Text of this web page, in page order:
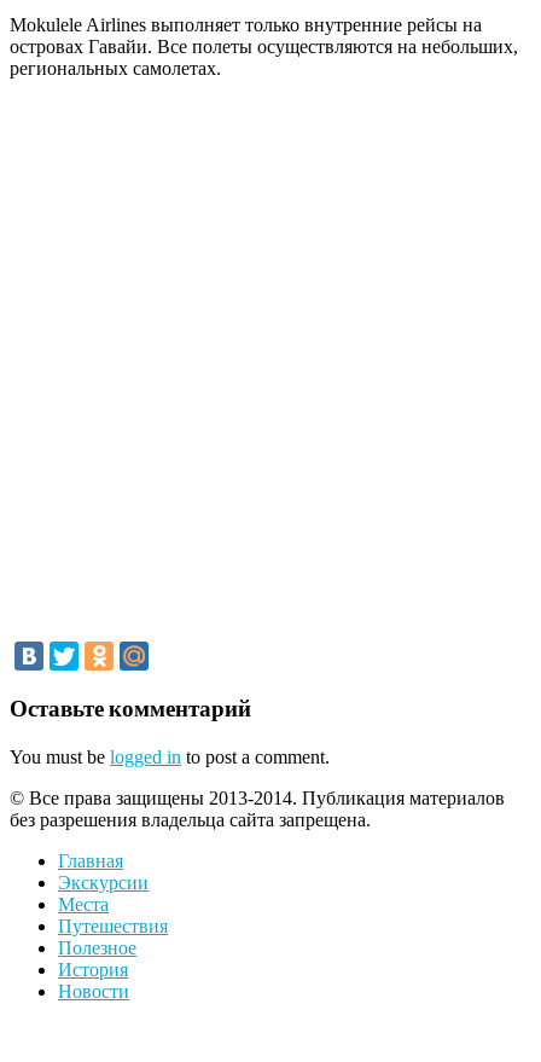
Mokulele Airlines выполняет только внутренние рейсы на
островах Гавайи. Все полеты осуществляются на небольших,
региональных самолетах.
Оставьте комментарий
You must be logged in to post a comment.
© Все права защищены 2013-2014. Публикация материалов
без разрешения владельца сайта запрещена.
Главная
Экскурсии
Места
Путешествия
Полезное
История
Новости